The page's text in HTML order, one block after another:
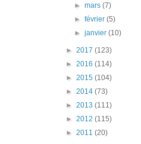
►mars(7)
►février(5)
►janvier(10)
► 2017 (123)
► 2016 (114)
► 2015 (104)
► 2014 (73)
► 2013 (111)
► 2012 (115)
► 2011 (20)